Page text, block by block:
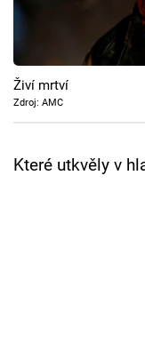
Pořady
TV Program
Živí mrtví
Zdroj: AMC
Které utkvěly v